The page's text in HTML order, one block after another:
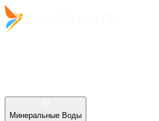
Минеральные Воды